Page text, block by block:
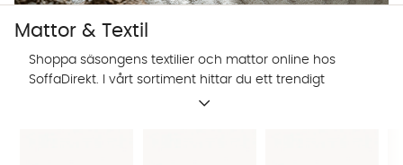
Mattor & Textil
Shoppa säsongens textilier och mattor online hos
SoffaDirekt. I vårt sortiment hittar du ett trendigt
utbud av prydnadskuddar, mattor och andra textilier